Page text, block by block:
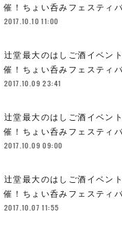
催！ちょい呑みフェスティ
2017.10.10 11:00
辻堂最大のはしご酒イベン
催！ちょい呑みフェスティ
2017.10.09 23:41
辻堂最大のはしご酒イベン
催！ちょい呑みフェスティ
2017.10.09 09:00
辻堂最大のはしご酒イベン
催！ちょい呑みフェスティ
2017.10.07 11:55